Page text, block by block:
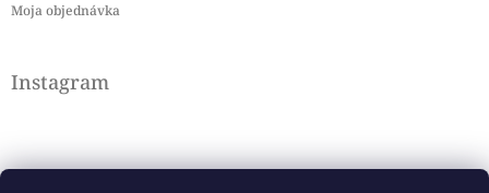
Moja objednávka
Instagram